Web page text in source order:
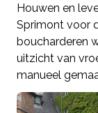
Houwen en
Sprimont voor
boucharderen
uitzicht van
manueel